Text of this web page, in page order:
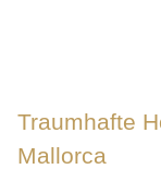
Traumhafte
Mallorca